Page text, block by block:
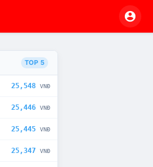
TOP 5
25,548 VNĐ
25,446 VNĐ
25,445 VNĐ
25,347 VNĐ